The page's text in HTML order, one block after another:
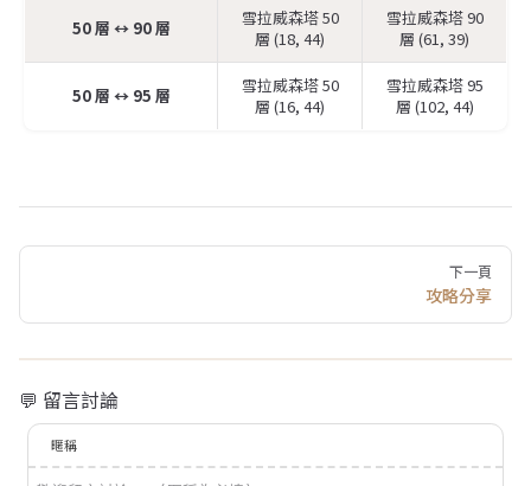
50 層 ↔️ 90 層
雪拉威森塔 50
層 (18, 44)
雪拉威森塔 90
層 (61, 39)
50 層 ↔️ 95 層
雪拉威森塔 50
層 (16, 44)
雪拉威森塔 95
層 (102, 44)
Pager
下一頁
攻略分享
💬 留言討論
暱稱